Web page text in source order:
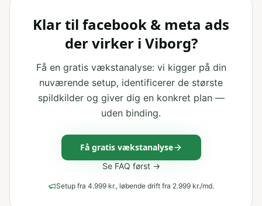
Klar til facebook & meta ads
der virker i Viborg?
Få en gratis vækstanalyse: vi kigger på din
nuværende setup, identificerer de største
spildkilder og giver dig en konkret plan —
uden binding.
Få gratis vækstanalyse
Se FAQ først →
Setup fra 4.999 kr., løbende drift fra 2.999 kr./md.